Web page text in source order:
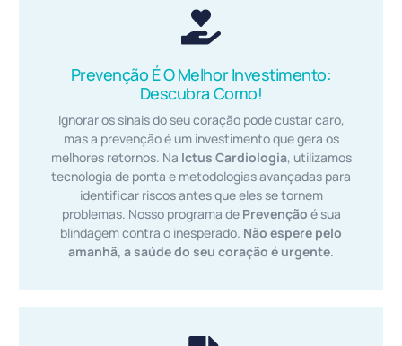
Prevenção É O Melhor Investimento:
Descubra Como!
Ignorar os sinais do seu coração pode custar caro,
mas a prevenção é um investimento que gera os
melhores retornos. Na Ictus Cardiologia, utilizamos
tecnologia de ponta e metodologias avançadas para
identificar riscos antes que eles se tornem
problemas. Nosso programa de Prevenção é sua
blindagem contra o inesperado. Não espere pelo
amanhã, a saúde do seu coração é urgente.